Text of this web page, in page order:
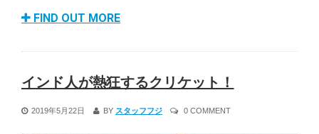
FIND OUT MORE
インド人が熱狂するクリケット！
2019年5月22日 BY スタッフフジ 0 COMMENT